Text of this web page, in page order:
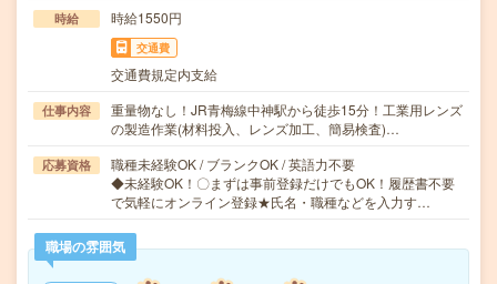
時給 時給1550円
交通費
交通費規定内支給
仕事内容
重量物なし！JR青梅線中神駅から徒歩15分！工業用レンズ
の製造作業(材料投入、レンズ加工、簡易検査)…
応募資格
職種未経験OK / ブランクOK / 英語力不要
◆未経験OK！〇まずは事前登録だけでもOK！履歴書不要
で気軽にオンライン登録★氏名・職種などを入力す…
職場の雰囲気